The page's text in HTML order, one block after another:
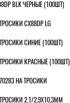
BLK ЧЕРНЫЕ (100ШТ)
CX88DP LG
СИНИЕ (100ШТ)
КРАСНЫЕ (100ШТ)
НА ТРОСИКИ
2,1/2,9Х10,3ММ